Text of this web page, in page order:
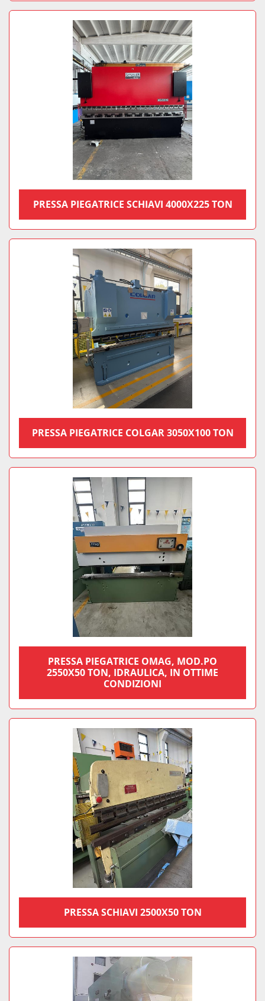
PRESSA PIEGATRICE SCHIAVI 4000X225 TON
PRESSA PIEGATRICE COLGAR 3050X100 TON
PRESSA PIEGATRICE OMAG, MOD.PO
2550X50 TON, IDRAULICA, IN OTTIME
CONDIZIONI
PRESSA SCHIAVI 2500X50 TON